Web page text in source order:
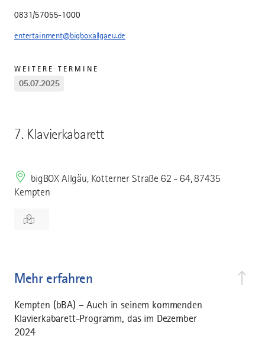
7. Klavierkabarett
bigBOX Allgäu, Kotterner Straße 62 - 64, 87435
Kempten
Mehr erfahren
Kempten (bBA) – Auch in seinem kommenden
Klavierkabarett-Programm, das im Dezember
2024
0831/57055-1000
entertainment@bigboxallgaeu.de
WEITERE TERMINE
05.07.2025